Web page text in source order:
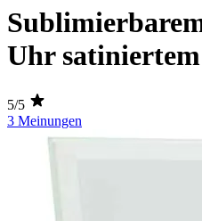
Uhr
5/5
3 Meinungen